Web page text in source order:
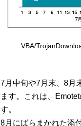
VBA/
7月中旬や7月末、8月
ます。これは、
す。
8月にばらまかれた添